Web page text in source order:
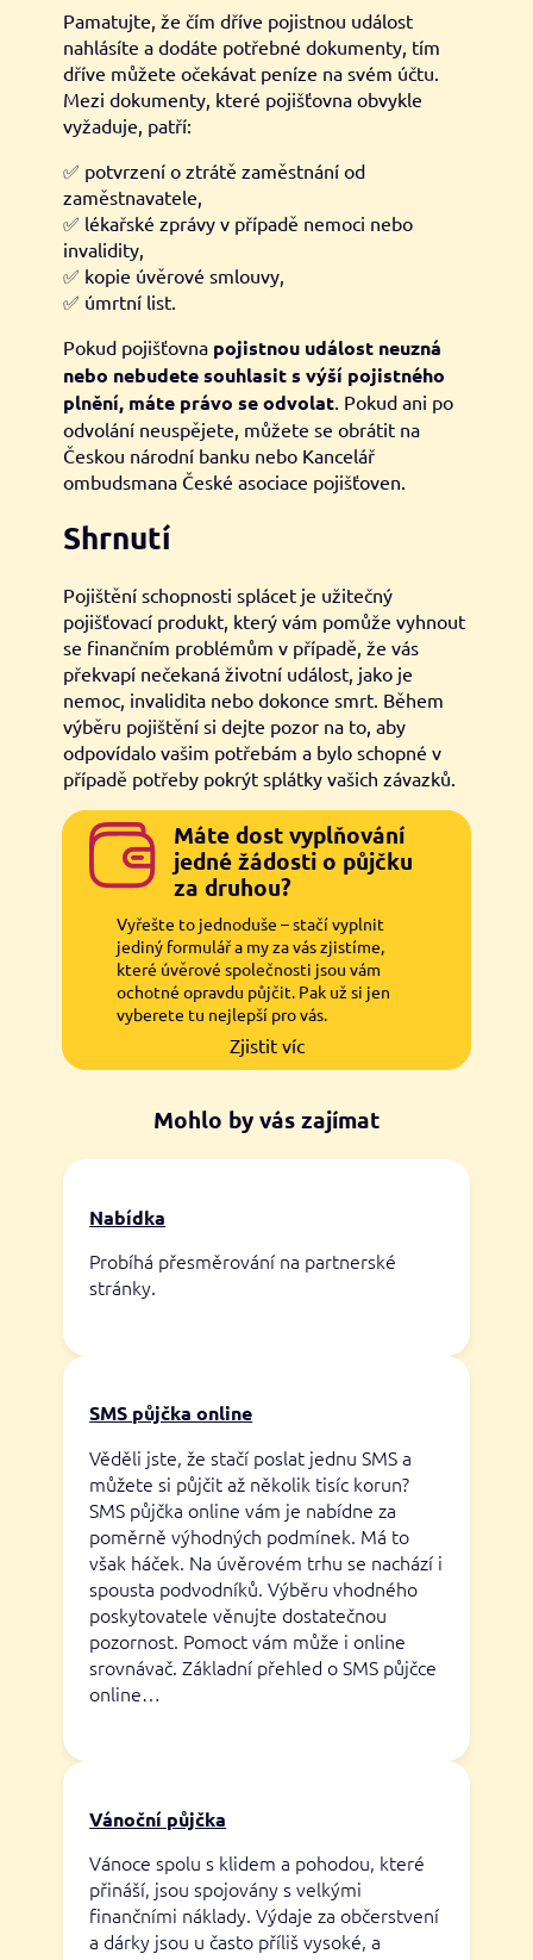
Pamatujte, že čím dříve pojistnou událost
nahlásíte a dodáte potřebné dokumenty, tím
dříve můžete očekávat peníze na svém účtu.
Mezi dokumenty, které pojišťovna obvykle
vyžaduje, patří:
✅ potvrzení o ztrátě zaměstnání od
zaměstnavatele,
✅ lékařské zprávy v případě nemoci nebo
invalidity,
✅ kopie úvěrové smlouvy,
✅ úmrtní list.
Pokud pojišťovna pojistnou událost neuzná
nebo nebudete souhlasit s výší pojistného
plnění, máte právo se odvolat. Pokud ani po
odvolání neuspějete, můžete se obrátit na
Českou národní banku nebo Kancelář
ombudsmana České asociace pojišťoven.
Shrnutí
Pojištění schopnosti splácet je užitečný
pojišťovací produkt, který vám pomůže vyhnout
se finančním problémům v případě, že vás
překvapí nečekaná životní událost, jako je
nemoc, invalidita nebo dokonce smrt. Během
výběru pojištění si dejte pozor na to, aby
odpovídalo vašim potřebám a bylo schopné v
případě potřeby pokrýt splátky vašich závazků.
Máte dost vyplňování
jedné žádosti o půjčku
za druhou?
Vyřešte to jednoduše – stačí vyplnit
jediný formulář a my za vás zjistíme,
které úvěrové společnosti jsou vám
ochotné opravdu půjčit. Pak už si jen
vyberete tu nejlepší pro vás.
Zjistit víc
Mohlo by vás zajímat
Nabídka
Probíhá přesměrování na partnerské
stránky.
SMS půjčka online
Věděli jste, že stačí poslat jednu SMS a
můžete si půjčit až několik tisíc korun?
SMS půjčka online vám je nabídne za
poměrně výhodných podmínek. Má to
však háček. Na úvěrovém trhu se nachází i
spousta podvodníků. Výběru vhodného
poskytovatele věnujte dostatečnou
pozornost. Pomoct vám může i online
srovnávač. Základní přehled o SMS půjčce
online…
Vánoční půjčka
Vánoce spolu s klidem a pohodou, které
přináší, jsou spojovány s velkými
finančními náklady. Výdaje za občerstvení
a dárky jsou u často příliš vysoké, a